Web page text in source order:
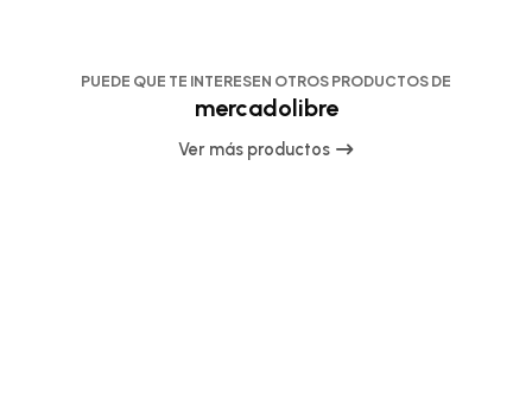
PUEDE QUE TE INTERESEN OTROS PRODUCTOS DE
mercadolibre
Ver más productos